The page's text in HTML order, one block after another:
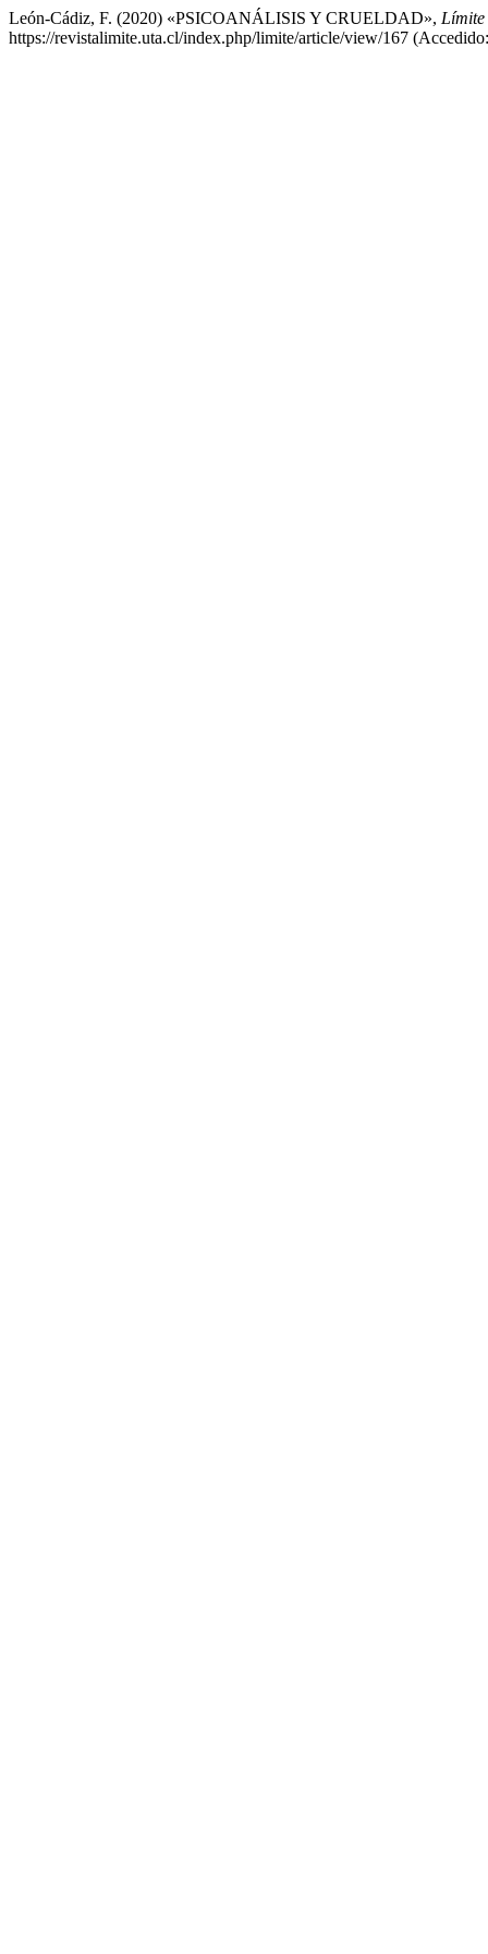
León-Cádiz, F. (2020) «PSICOANÁLISIS Y CRUELDAD»,
https://revistalimite.uta.cl/index.php/limite/article/view/167